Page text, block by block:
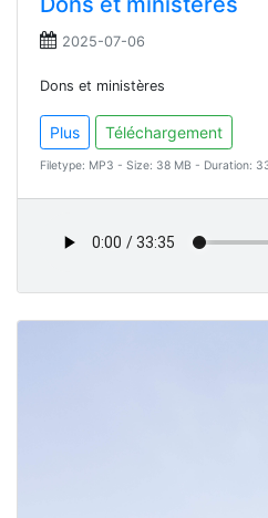
2025-07-06
Dons et ministères
Plus Téléchargement
Filetype: MP3 - Size: 38 MB - Duration: